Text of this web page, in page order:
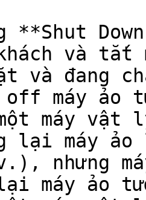
**Shut
và tắt
và đang
off máy ảo
máy vật
lại máy ảo
nhưng
máy ảo